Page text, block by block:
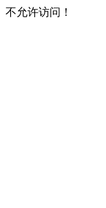
不允许访问！